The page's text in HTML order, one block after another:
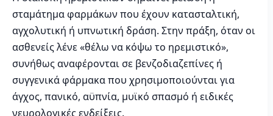
σταμάτημα φαρμάκων που έχουν κατασταλτική,
αγχολυτική ή υπνωτική δράση. Στην πράξη, όταν οι
ασθενείς λένε «θέλω να κόψω το ηρεμιστικό»,
συνήθως αναφέρονται σε βενζοδιαζεπίνες ή
συγγενικά φάρμακα που χρησιμοποιούνται για
άγχος, πανικό, αϋπνία, μυϊκό σπασμό ή ειδικές
νευρολογικές ενδείξεις.